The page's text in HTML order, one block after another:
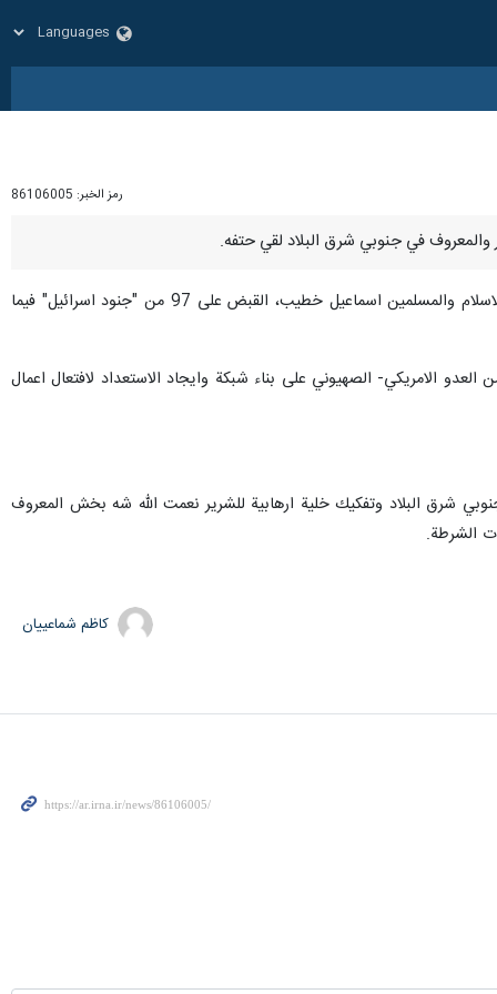
رمز الخبر: 86106005
واضافت اليوم الخميس في بيان انه تم ضمن سلسلة عمليات بطولية لقوات الامن، وفي ذكرى قائدهم الشهيد حجة الاسلام والمسلمين اسماعيل خطيب، القبض على 97 من "جنود اسرائيل" فيما
69 من العملاء الخونة ممن اقدموا بتوجه من العدو الامريكي- الصهيوني على بناء شبكة وايجاد الاستعداد لافتعال اعمال
للعدو الصهيوني في جنوبي شرق البلاد وتفكيك خلية ارهابية للشرير نعمت الله شه بخش المعروف
الشرطة.
کاظم شماعییان